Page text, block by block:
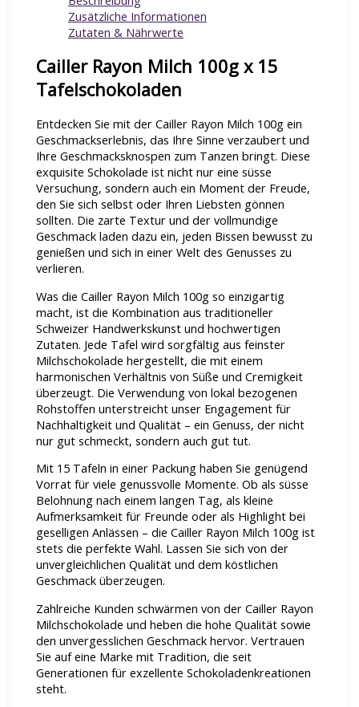
Zusätzliche Informationen
Zutaten & Nährwerte
Cailler Rayon Milch 100g x 15
Tafelschokoladen
Entdecken Sie mit der Cailler Rayon Milch 100g ein
Geschmackserlebnis, das Ihre Sinne verzaubert und
Ihre Geschmacksknospen zum Tanzen bringt. Diese
exquisite Schokolade ist nicht nur eine süsse
Versuchung, sondern auch ein Moment der Freude,
den Sie sich selbst oder Ihren Liebsten gönnen
sollten. Die zarte Textur und der vollmundige
Geschmack laden dazu ein, jeden Bissen bewusst zu
genießen und sich in einer Welt des Genusses zu
verlieren.
Was die Cailler Rayon Milch 100g so einzigartig
macht, ist die Kombination aus traditioneller
Schweizer Handwerkskunst und hochwertigen
Zutaten. Jede Tafel wird sorgfältig aus feinster
Milchschokolade hergestellt, die mit einem
harmonischen Verhältnis von Süße und Cremigkeit
überzeugt. Die Verwendung von lokal bezogenen
Rohstoffen unterstreicht unser Engagement für
Nachhaltigkeit und Qualität – ein Genuss, der nicht
nur gut schmeckt, sondern auch gut tut.
Mit 15 Tafeln in einer Packung haben Sie genügend
Vorrat für viele genussvolle Momente. Ob als süsse
Belohnung nach einem langen Tag, als kleine
Aufmerksamkeit für Freunde oder als Highlight bei
geselligen Anlässen – die Cailler Rayon Milch 100g ist
stets die perfekte Wahl. Lassen Sie sich von der
unvergleichlichen Qualität und dem köstlichen
Geschmack überzeugen.
Zahlreiche Kunden schwärmen von der Cailler Rayon
Milchschokolade und heben die hohe Qualität sowie
den unvergesslichen Geschmack hervor. Vertrauen
Sie auf eine Marke mit Tradition, die seit
Generationen für exzellente Schokoladenkreationen
steht.